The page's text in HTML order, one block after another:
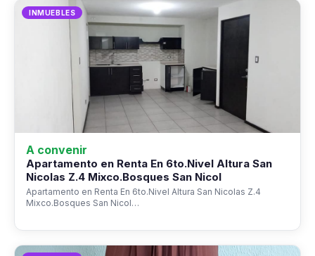
INMUEBLES
A convenir
Apartamento en Renta En 6to.Nivel Altura San
Nicolas Z.4 Mixco.Bosques San Nicol
Apartamento en Renta En 6to.Nivel Altura San Nicolas Z.4
Mixco.Bosques San Nicol…